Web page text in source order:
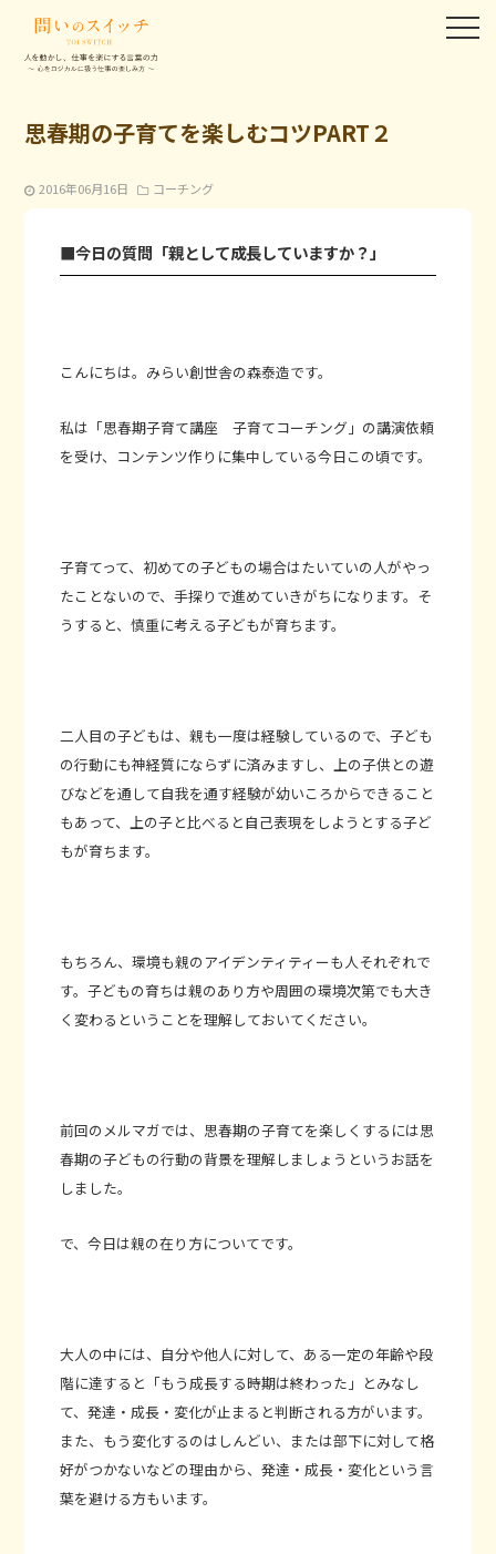
思春期の子育てを楽しむコツPART２
2016年06月16日 コーチング
■今日の質問「親として成長していますか？」
こんにちは。みらい創世舎の森泰造です。
私は「思春期子育て講座 子育てコーチング」の講演依頼
を受け、コンテンツ作りに集中している今日この頃です。
子育てって、初めての子どもの場合はたいていの人がやっ
たことないので、手探りで進めていきがちになります。そ
うすると、慎重に考える子どもが育ちます。
二人目の子どもは、親も一度は経験しているので、子ども
の行動にも神経質にならずに済みますし、上の子供との遊
びなどを通して自我を通す経験が幼いころからできること
もあって、上の子と比べると自己表現をしようとする子ど
もが育ちます。
もちろん、環境も親のアイデンティティーも人それぞれで
す。子どもの育ちは親のあり方や周囲の環境次第でも大き
く変わるということを理解しておいてください。
前回のメルマガでは、思春期の子育てを楽しくするには思
春期の子どもの行動の背景を理解しましょうというお話を
しました。
で、今日は親の在り方についてです。
大人の中には、自分や他人に対して、ある一定の年齢や段
階に達すると「もう成長する時期は終わった」とみなし
て、発達・成長・変化が止まると判断される方がいます。
また、もう変化するのはしんどい、または部下に対して格
好がつかないなどの理由から、発達・成長・変化という言
葉を避ける方もいます。